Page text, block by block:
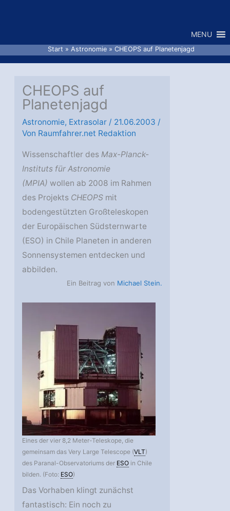
MENU
Start Astronomie CHEOPS auf Planetenjagd
CHEOPS auf
Planetenjagd
Astronomie, Extrasolar / 21.06.2003 /
Von Raumfahrer.net Redaktion
Wissenschaftler des Max-Planck-
Instituts für Astronomie
(MPIA) wollen ab 2008 im Rahmen
des Projekts CHEOPS mit
bodengestützten Großteleskopen
der Europäischen Südsternwarte
(ESO) in Chile Planeten in anderen
Sonnensystemen entdecken und
abbilden.
Ein Beitrag von Michael Stein.
Eines der vier 8,2 Meter-Teleskope, die
gemeinsam das Very Large Telescope (VLT)
des Paranal-Observatoriums der ESO in Chile
bilden. (Foto: ESO)
Das Vorhaben klingt zunächst
fantastisch: Ein noch zu